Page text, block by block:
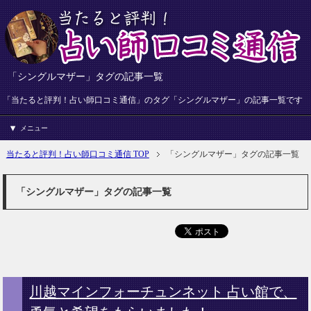
「シングルマザー」タグの記事一覧
「当たると評判！占い師口コミ通信」のタグ「シングルマザー」の記事一覧です
メニュー
当たると評判！占い師口コミ通信 TOP 「シングルマザー」タグの記事一覧
「シングルマザー」タグの記事一覧
川越マインフォーチュンネット 占い館で、